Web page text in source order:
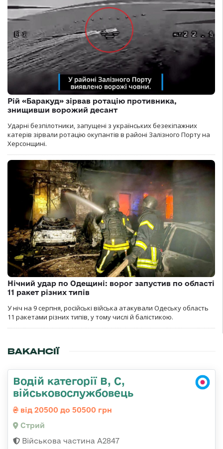
Рій «Баракуд» зірвав ротацію противника,
знищивши ворожий десант
Ударні безпілотники, запущені з українських безекіпажних
катерів зірвали ротацію окупантів в районі Залізного Порту на
Херсонщині.
Нічний удар по Одещині: ворог запустив по області
11 ракет різних типів
У ніч на 9 серпня, російські війська атакували Одеську область
11 ракетами різних типів, у тому числі й балістикою.
ВАКАНСІЇ
Водій категорії B, C,
військовослужбовець
від 20500 до 50500 грн
Стрий
Військова частина А2847